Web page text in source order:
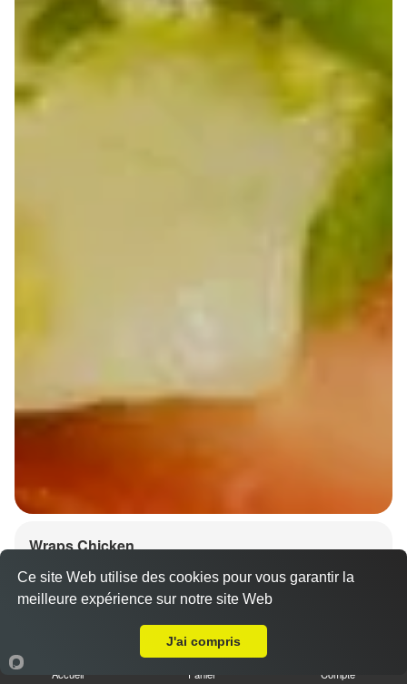
Wraps Chicken
8.50 €
Accueil Panier Compte
Ce site Web utilise des cookies pour vous garantir la
meilleure expérience sur notre site Web
J'ai compris